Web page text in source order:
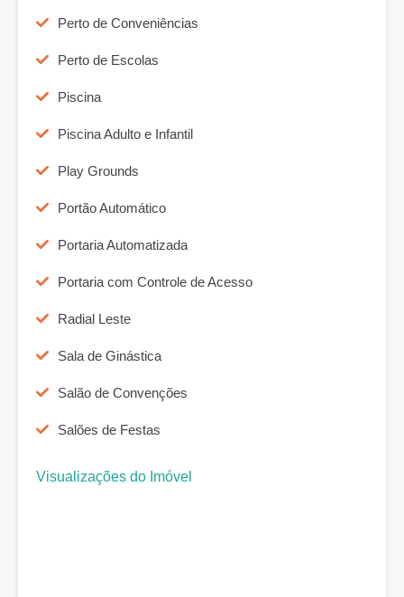
Perto de Conveniências
Perto de Escolas
Piscina
Piscina Adulto e Infantil
Play Grounds
Portão Automático
Portaria Automatizada
Portaria com Controle de Acesso
Radial Leste
Sala de Ginástica
Salão de Convenções
Salões de Festas
Visualizações do Imóvel